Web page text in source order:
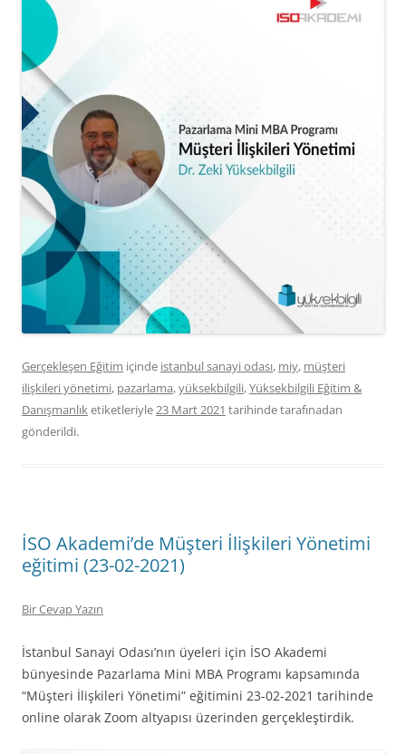
Gerçekleşen Eğitim içinde istanbul sanayi odası, miy, müşteri
ilişkileri yönetimi, pazarlama,yüksekbilgili,Yüksekbilgili Eğitim &
Danışmanlıketiketleriyle23 Mart 2021 tarihindetarafınadan
gönderildi.
İSO Akademi’de Müşteri İlişkileri Yönetimi
eğitimi (23-02-2021)
Bir Cevap Yazın
İstanbul Sanayi Odası’nın üyeleri için İSO Akademi
bünyesinde Pazarlama Mini MBA Programı kapsamında
“Müşteri İlişkileri Yönetimi” eğitimini 23-02-2021 tarihinde
online olarak Zoom altyapısı üzerinden gerçekleştirdik.